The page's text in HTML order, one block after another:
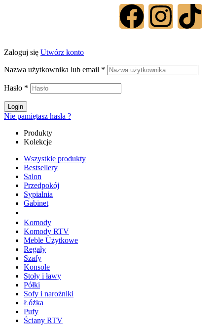
Zaloguj się Utwórz konto
Nazwa użytkownika lub email *
Hasło *
Login
Nie pamiętasz hasła ?
Produkty
Kolekcje
Wszystkie produkty
Bestsellery
Salon
Przedpokój
Sypialnia
Gabinet
Komody
Komody RTV
Meble Użytkowe
Regały
Szafy
Konsole
Stoły i ławy
Półki
Sofy i narożniki
Łóżka
Pufy
Ściany RTV